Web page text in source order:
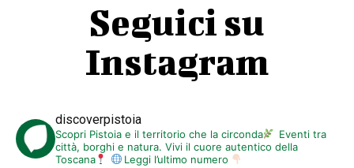
Seguici su
Instagram
discoverpistoia
Scopri Pistoia e il territorio che la circonda
Eventi tra
città, borghi e natura. Vivi il cuore autentico della
Toscana
Leggi l’ultimo numero